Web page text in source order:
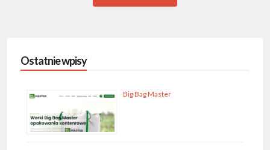
Ostatnie wpisy
Big Bag Master